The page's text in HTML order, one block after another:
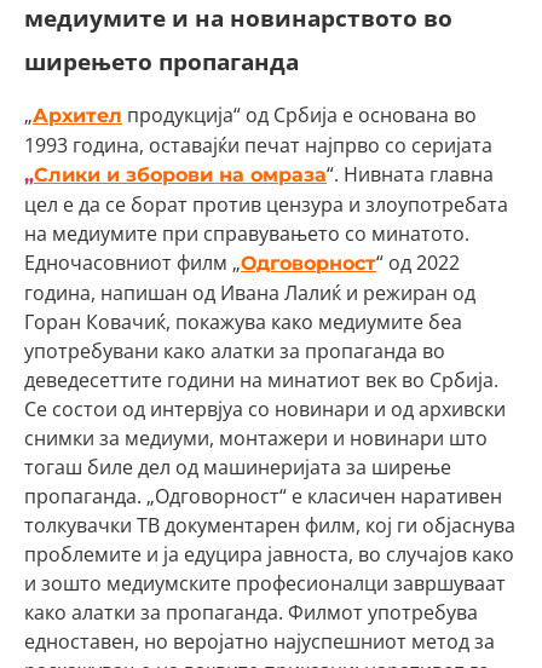
медиумите и на новинарството во
ширењето пропаганда
„Архител продукција“ од Србија е основана во
1993 година, оставајќи печат најпрво со серијата
„Слики и зборови на омраза“. Нивната главна
цел е да се борат против цензура и злоупотребата
на медиумите при справувањето со минатото.
Едночасовниот филм „Одговорност“ од 2022
година, напишан од Ивана Лалиќ и режиран од
Горан Ковачиќ, покажува како медиумите беа
употребувани како алатки за пропаганда во
деведесеттите години на минатиот век во Србија.
Се состои од интервјуа со новинари и од архивски
снимки за медиуми, монтажери и новинари што
тогаш биле дел од машинеријата за ширење
пропаганда. „Одговорност“ е класичен наративен
толкувачки ТВ документарен филм, кој ги објаснува
проблемите и ја едуцира јавноста, во случајов како
и зошто медиумските професионалци завршуваат
како алатки за пропаганда. Филмот употребува
едноставен, но веројатно најуспешниот метод за